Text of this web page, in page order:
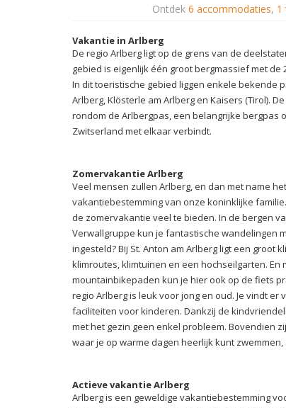
Ontdek 6 accommodaties, 1
Vakantie in Arlberg
De regio Arlberg ligt op de grens van de
gebied is eigenlijk één groot bergmassief met de
In dit toeristische gebied liggen enkele bekende
Arlberg, Klösterle am Arlberg en Kaisers (Tirol).
rondom de Arlbergpas, een belangrijke bergpas
Zwitserland met elkaar verbindt.
Zomervakantie Arlberg
Veel mensen zullen Arlberg, en dan met name
vakantiebestemming van onze koninklijke
de zomervakantie veel te bieden. In de bergen
Verwallgruppe kun je fantastische wandelingen
ingesteld? Bij St. Anton am Arlberg ligt een groot
klimroutes, klimtuinen en een hochseilgarten. En
mountainbikepaden kun je hier ook op de fiets
regio Arlberg is leuk voor jong en oud. Je vindt er
faciliteiten voor kinderen. Dankzij de
met het gezin geen enkel probleem. Bovendien
waar je op warme dagen heerlijk kunt
Actieve vakantie Arlberg
Arlberg is een geweldige vakantiebestemming